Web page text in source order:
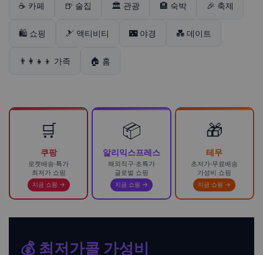
☕ 카페 🍺 술집 🏛️ 관광 🏨 숙박 🎉 축제
🛍️ 쇼핑 🎿 액티비티 🌃 야경 💑 데이트
👨‍👩‍👧‍👦 가족 🏠 홈
🛒
쿠팡
로켓배송·특가
최저가 쇼핑
지금 쇼핑 →
📦
알리익스프레스
해외직구·초특가
글로벌 쇼핑
지금 쇼핑 →
🎁
테무
초저가·무료배송
가성비 쇼핑
지금 쇼핑 →
💰 최저가콜 가성비